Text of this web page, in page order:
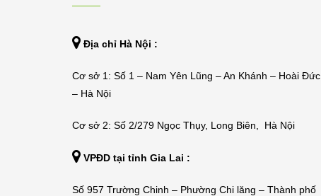
Địa chỉ Hà Nội :
Cơ sở 1: Số 1 – Nam Yên Lũng – An Khánh – Hoài Đức
– Hà Nội
Cơ sở 2: Số 2/279 Ngọc Thụy, Long Biên, Hà Nội
VPĐD tại tỉnh Gia Lai :
Số 957 Trường Chinh – Phường Chi lăng – Thành phố